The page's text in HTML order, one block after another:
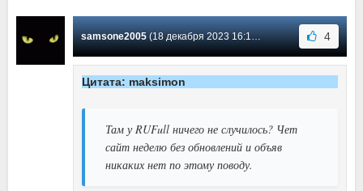
samsone2005(18 декабря 2023 16:13) Сообщение #176 4
Цитата: maksimon
Там у RUFull ничего не случилось? Чет
сайт неделю без обновлений и объяв
никаких нет по этому поводу.